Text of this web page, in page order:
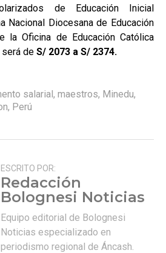
de Educación Inicial
Na­cional Diocesana de Educa­ción
la Oficina de Educación Ca­tólica
será de S/ 2073 a S/ 2374.
salarial, maestros, Minedu,
, Perú
ESCRITO POR:
Redacción
Bolognesi Noticias
Equipo editorial de Bolognesi
Noticias especializado en
periodismo regional de Áncash.